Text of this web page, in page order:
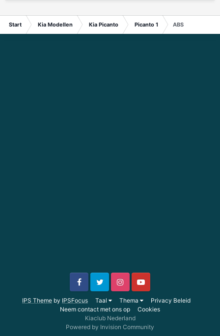
Start Kia Modellen Kia Picanto Picanto 1 ABS
IPS Theme by IPSFocus Taal Thema
Privacy Beleid
Neem contact met ons op
Cookies
Kiaclub Nederland
Powered by Invision Community